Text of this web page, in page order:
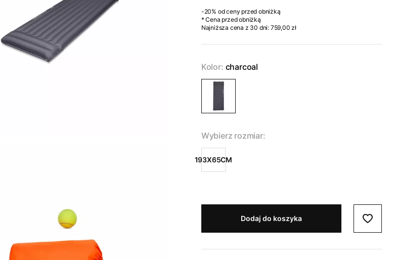
-20% od ceny przed obniżką
* Cena przed obniżką
Najniższa cena z 30 dni: 759,00 zł
Kolor: charcoal
Wybierz rozmiar:
193X65CM
Dodaj do koszyka